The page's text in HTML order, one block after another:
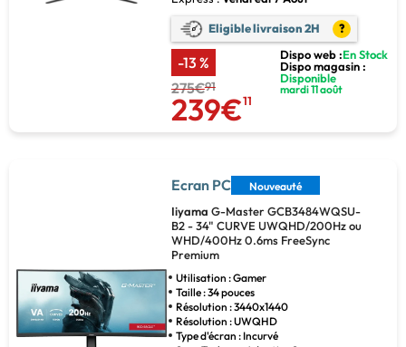
Eligible livraison 2H ?
-13 %
275€91
239€11
Dispo web :En Stock
Dispo magasin :
Disponible
mardi 11 août
Ecran PC Nouveauté
Iiyama G-Master GCB3484WQSU-
B2 - 34" CURVE UWQHD/200Hz ou
WHD/400Hz 0.6ms FreeSync
Premium
Utilisation : Gamer
Taille : 34 pouces
Résolution : 3440x1440
Résolution : UWQHD
Type d'écran : Incurvé